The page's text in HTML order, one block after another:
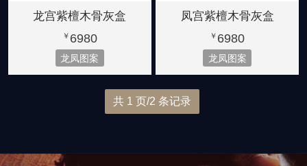
龙宫紫檀木骨灰盒
￥ 6980
龙凤图案
凤宫紫檀木骨灰盒
￥ 6980
龙凤图案
共 1 页/2 条记录